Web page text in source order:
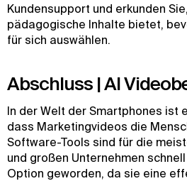
Kundensupport und erkunden
pädagogische Inhalte bietet,
für sich auswählen.
Abschluss | AI
In der Welt der Smartphones ist
dass Marketingvideos die
Software-Tools sind für die
und großen Unternehmen
Option geworden, da sie eine